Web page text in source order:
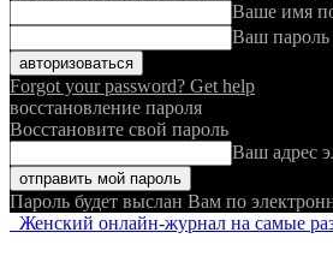
Ваше имя
Ваш пароль
Forgot your password? Get help
восстановление пароля
Восстановите свой пароль
Ваш адрес
Пароль будет выслан Вам по
Женский онлайн-журнал на самые